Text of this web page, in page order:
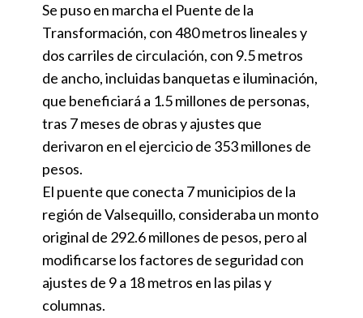
Se puso en marcha el Puente de la
Transformación, con 480 metros lineales y
dos carriles de circulación, con 9.5 metros
de ancho, incluidas banquetas e iluminación,
que beneficiará a 1.5 millones de personas,
tras 7 meses de obras y ajustes que
derivaron en el ejercicio de 353 millones de
pesos.
El puente que conecta 7 municipios de la
región de Valsequillo, consideraba un monto
original de 292.6 millones de pesos, pero al
modificarse los factores de seguridad con
ajustes de 9 a 18 metros en las pilas y
columnas.